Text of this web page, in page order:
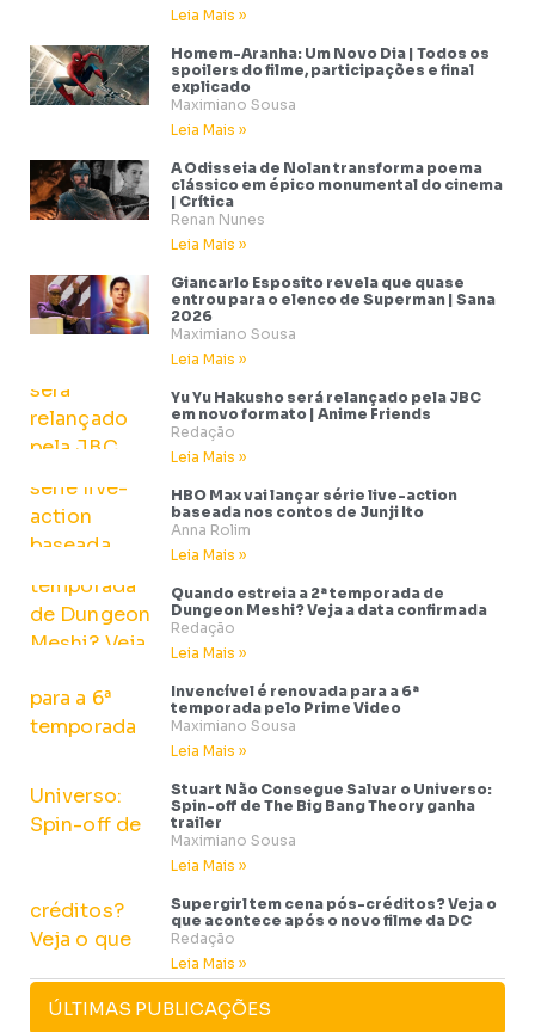
Leia Mais »
Homem-Aranha: Um Novo Dia | Todos os
spoilers do filme, participações e final
explicado
Maximiano Sousa
Leia Mais »
A Odisseia de Nolan transforma poema
clássico em épico monumental do cinema
| Crítica
Renan Nunes
Leia Mais »
Giancarlo Esposito revela que quase
entrou para o elenco de Superman | Sana
2026
Maximiano Sousa
Leia Mais »
Yu Yu Hakusho será relançado pela JBC
em novo formato | Anime Friends
Redação
Leia Mais »
HBO Max vai lançar série live-action
baseada nos contos de Junji Ito
Anna Rolim
Leia Mais »
Quando estreia a 2ª temporada de
Dungeon Meshi? Veja a data confirmada
Redação
Leia Mais »
Invencível é renovada para a 6ª
temporada pelo Prime Video
Maximiano Sousa
Leia Mais »
Stuart Não Consegue Salvar o Universo:
Spin-off de The Big Bang Theory ganha
trailer
Maximiano Sousa
Leia Mais »
Supergirl tem cena pós-créditos? Veja o
que acontece após o novo filme da DC
Redação
Leia Mais »
ÚLTIMAS PUBLICAÇÕES